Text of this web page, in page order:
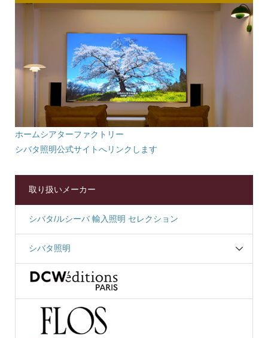
ホームシアターファクトリー
シバタ照明公式サイトへリンクします
取り扱いメーカー
シバタ/ルシーバ 輸入照明 セレクション
シバタ照明